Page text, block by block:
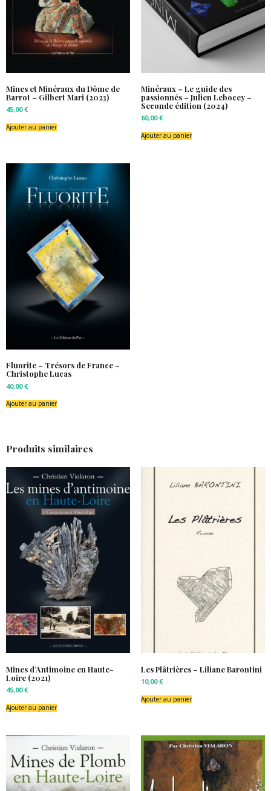
Mines et Minéraux du Dôme de
Barrot – Gilbert Mari (2023)
45,00€
Ajouter au panier
Minéraux – Le guide des
passionnés – Julien Lebocey –
Seconde édition (2024)
60,00€
Ajouter au panier
Fluorite – Trésors de France –
Christophe Lucas
40,00€
Ajouter au panier
Produits similaires
Mines d’Antimoine en Haute-
Loire (2021)
45,00€
Ajouter au panier
Les Plâtrières – Liliane Barontini
10,00€
Ajouter au panier